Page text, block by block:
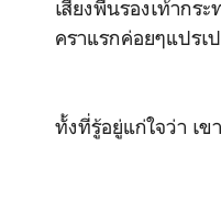
เสียงพื้นรองเท้ากร
คราแรกค่อยๆแปรเ
ทั้งที่รู้อยู่แก่ใจว่า เ